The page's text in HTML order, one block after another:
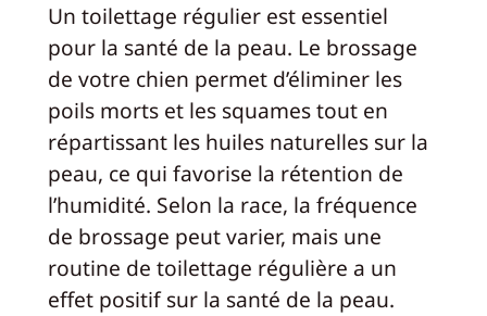
Un toilettage régulier est essentiel
pour la santé de la peau. Le brossage
de votre chien permet d’éliminer les
poils morts et les squames tout en
répartissant les huiles naturelles sur la
peau, ce qui favorise la rétention de
l’humidité. Selon la race, la fréquence
de brossage peut varier, mais une
routine de toilettage régulière a un
effet positif sur la santé de la peau.